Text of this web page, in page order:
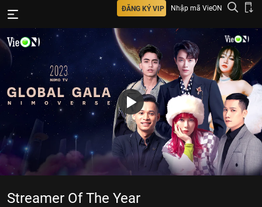
ĐĂNG KÝ VIP Nhập mã VieON
Streamer Of The Year